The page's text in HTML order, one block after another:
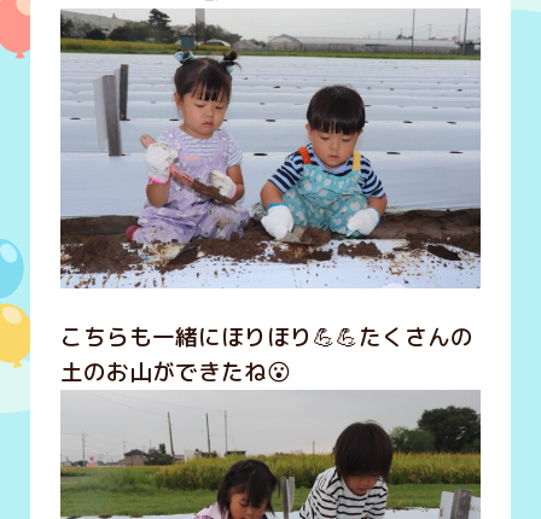
こちらも一緒にほりほり💪💪たくさんの
土のお山ができたね😮